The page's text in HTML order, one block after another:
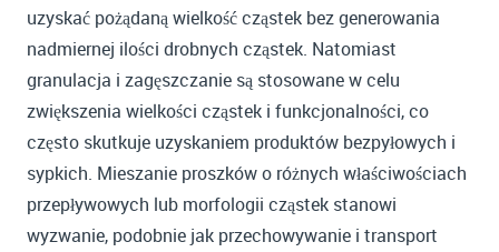
uzyskać pożądaną wielkość cząstek bez generowania
nadmiernej ilości drobnych cząstek. Natomiast
granulacja i zagęszczanie są stosowane w celu
zwiększenia wielkości cząstek i funkcjonalności, co
często skutkuje uzyskaniem produktów bezpyłowych i
sypkich. Mieszanie proszków o różnych właściwościach
przepływowych lub morfologii cząstek stanowi
wyzwanie, podobnie jak przechowywanie i transport